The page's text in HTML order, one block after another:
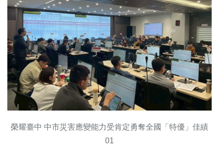
榮耀臺中 中市災害應變能力受肯定勇奪全國「特優」佳績
01